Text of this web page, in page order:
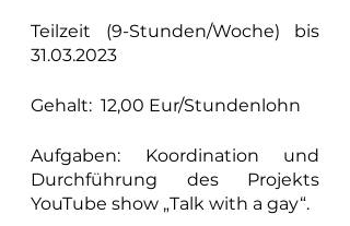
Teilzeit (9-Stunden/Woche) bis
31.03.2023
Gehalt:  12,00 Eur/Stundenlohn
Aufgaben: Koordination und
Durchführung des Projekts
YouTube show „Talk with a gay“.